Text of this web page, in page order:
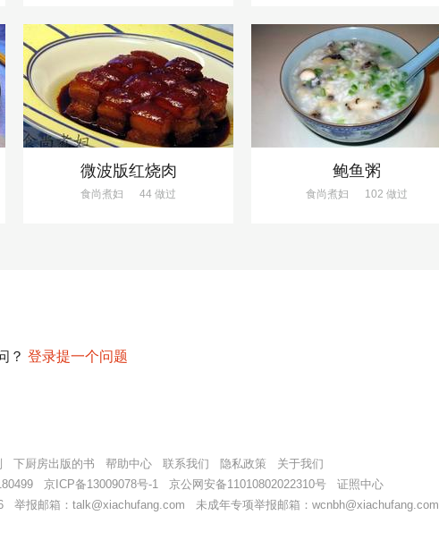
微波版红烧肉
食尚煮妇 44 做过
鲍鱼粥
食尚煮妇 102 做过
？ 登录提一个问题
下厨房出版的书 帮助中心 联系我们 隐私政策
关于我们
京ICP备13009078号-1 京公网安备11010802022310号 证照中心
举报邮箱：talk@xiachufang.com 未成年专项举报邮箱：wcnbh@xiachufang.com